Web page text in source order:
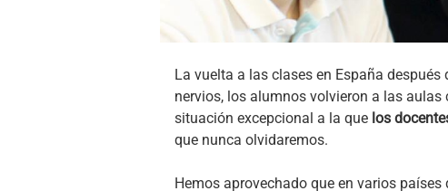
La vuelta a las clases en España
nervios, los alumnos volvieron a las
situación excepcional a la que los
que nunca olvidaremos.
Hemos aprovechado que en varios